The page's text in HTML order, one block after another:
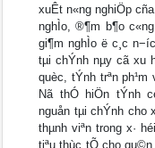
xuÊt n«ng nghiÖp
nghÌo, ®¶m b¶o
gi¶m nghÌo ë c¸c
tµi chÝnh nµy cã xu
quèc, tÝnh trªn
Nã thÓ hiÖn tÝnh
nguån tµi chÝnh cho
thµnh viªn trong x·
tiªu thùc tÕ cho